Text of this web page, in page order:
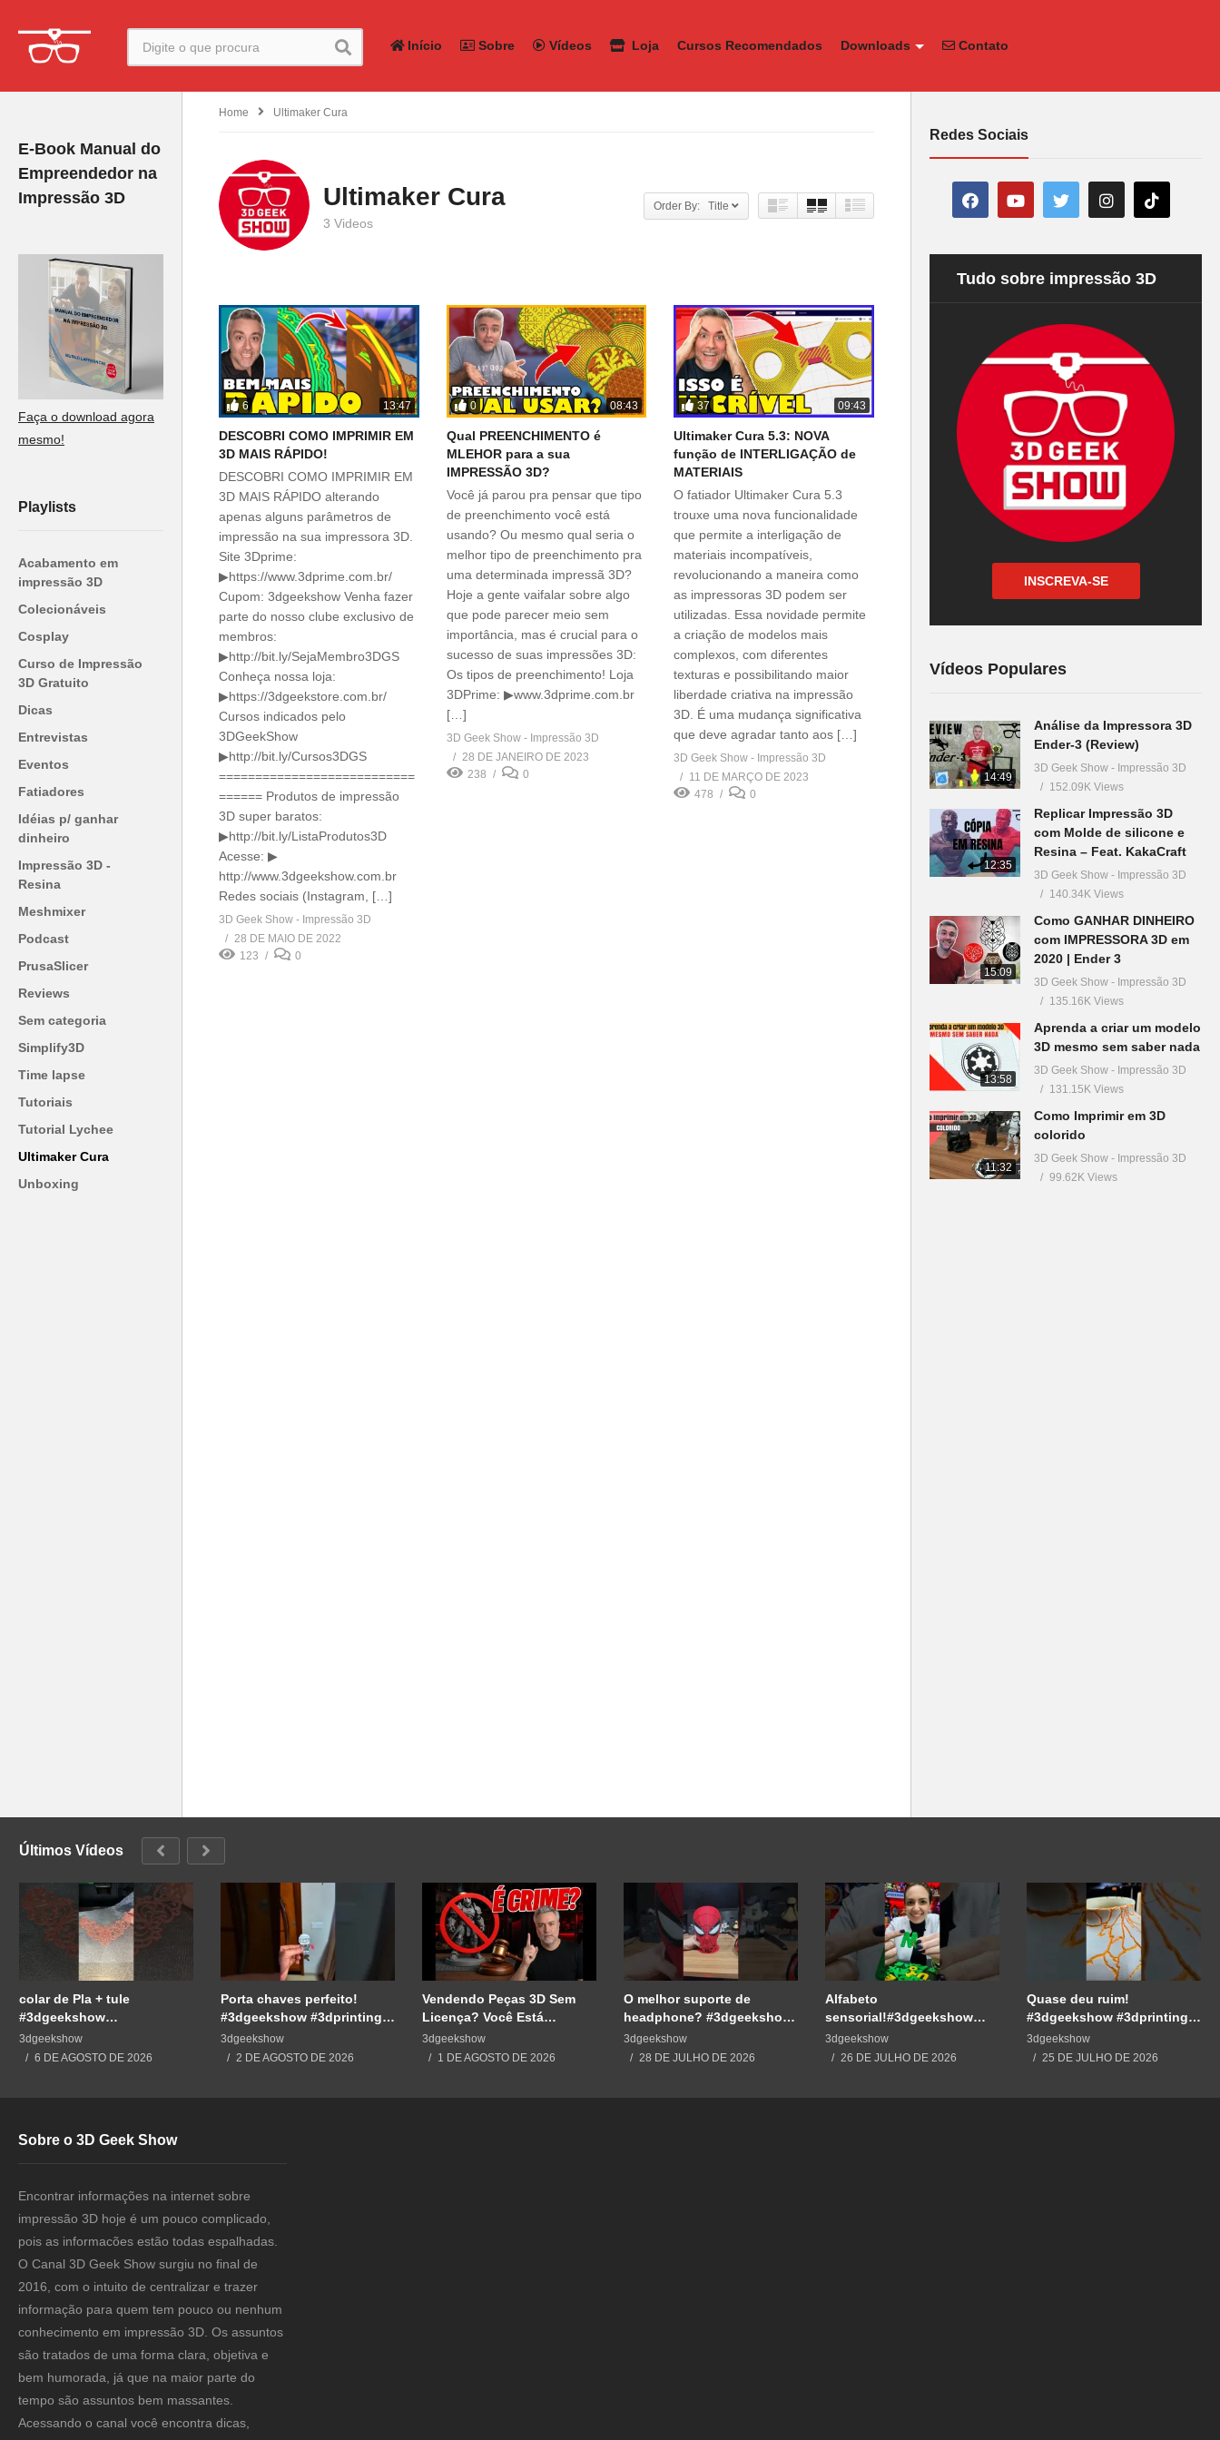
Início Sobre Vídeos Loja Cursos Recomendados Downloads Contato
E-Book Manual do
Empreendedor na
Impressão 3D
Faça o download agora
mesmo!
Playlists
Acabamento em
impressão 3D
Colecionáveis
Cosplay
Curso de Impressão
3D Gratuito
Dicas
Entrevistas
Eventos
Fatiadores
Idéias p/ ganhar
dinheiro
Impressão 3D -
Resina
Meshmixer
Podcast
PrusaSlicer
Reviews
Sem categoria
Simplify3D
Time lapse
Tutoriais
Tutorial Lychee
Ultimaker Cura
Unboxing
Home Ultimaker Cura
Ultimaker Cura
3 Videos
Order By: Title
6 13:47
DESCOBRI COMO IMPRIMIR EM
3D MAIS RÁPIDO!
DESCOBRI COMO IMPRIMIR EM
3D MAIS RÁPIDO alterando
apenas alguns parâmetros de
impressão na sua impressora 3D.
Site 3Dprime:
▶https://www.3dprime.com.br/
Cupom: 3dgeekshow Venha fazer
parte do nosso clube exclusivo de
membros:
▶http://bit.ly/SejaMembro3DGS
Conheça nossa loja:
▶https://3dgeekstore.com.br/
Cursos indicados pelo
3DGeekShow
▶http://bit.ly/Cursos3DGS
===========================
====== Produtos de impressão
3D super baratos:
▶http://bit.ly/ListaProdutos3D
Acesse: ▶
http://www.3dgeekshow.com.br
Redes sociais (Instagram, […]
3D Geek Show - Impressão 3D
28 DE MAIO DE 2022
123
0
0 08:43
Qual PREENCHIMENTO é
MLEHOR para a sua
IMPRESSÃO 3D?
Você já parou pra pensar que tipo
de preenchimento você está
usando? Ou mesmo qual seria o
melhor tipo de preenchimento pra
uma determinada impressã 3D?
Hoje a gente vaifalar sobre algo
que pode parecer meio sem
importância, mas é crucial para o
sucesso de suas impressões 3D:
Os tipos de preenchimento! Loja
3DPrime: ▶www.3dprime.com.br
[…]
3D Geek Show - Impressão 3D
28 DE JANEIRO DE 2023
238
0
37 09:43
Ultimaker Cura 5.3: NOVA
função de INTERLIGAÇÃO de
MATERIAIS
O fatiador Ultimaker Cura 5.3
trouxe uma nova funcionalidade
que permite a interligação de
materiais incompatíveis,
revolucionando a maneira como
as impressoras 3D podem ser
utilizadas. Essa novidade permite
a criação de modelos mais
complexos, com diferentes
texturas e possibilitando maior
liberdade criativa na impressão
3D. É uma mudança significativa
que deve agradar tanto aos […]
3D Geek Show - Impressão 3D
11 DE MARÇO DE 2023
478
0
Redes Sociais
Tudo sobre impressão 3D
INSCREVA-SE
Vídeos Populares
14:49
Análise da Impressora 3D
Ender-3 (Review)
3D Geek Show - Impressão 3D
152.09K Views
12:35
Replicar Impressão 3D
com Molde de silicone e
Resina – Feat. KakaCraft
3D Geek Show - Impressão 3D
140.34K Views
15:09
Como GANHAR DINHEIRO
com IMPRESSORA 3D em
2020 | Ender 3
3D Geek Show - Impressão 3D
135.16K Views
13:58
Aprenda a criar um modelo
3D mesmo sem saber nada
3D Geek Show - Impressão 3D
131.15K Views
11:32
Como Imprimir em 3D
colorido
3D Geek Show - Impressão 3D
99.62K Views
Últimos Vídeos
colar de Pla + tule
#3dgeekshow
#impressão3d #3dprint
#3dprinting #impresion3d
3dgeekshow
6 DE AGOSTO DE 2026
Porta chaves perfeito!
#3dgeekshow #3dprinting
#3dprint #impressão3d
#impresion3d
3dgeekshow
2 DE AGOSTO DE 2026
Vendendo Peças 3D Sem
Licença? Você Está
Cometendo um Erro GRAVE
3dgeekshow
1 DE AGOSTO DE 2026
O melhor suporte de
headphone? #3dgeekshow
#impressão3d #3dprinting
#3dprint #spiderman
3dgeekshow
28 DE JULHO DE 2026
Alfabeto
sensorial!#3dgeekshow
#3dprinting #3dprint
#impressão3d #educação
3dgeekshow
26 DE JULHO DE 2026
Quase deu ruim!
#3dgeekshow #3dprinting
#3dprint #impressão3d
#decoration #maker
3dgeekshow
25 DE JULHO DE 2026
Sobre o 3D Geek Show
Encontrar informações na internet sobre
impressão 3D hoje é um pouco complicado,
pois as informacões estão todas espalhadas.
O Canal 3D Geek Show surgiu no final de
2016, com o intuito de centralizar e trazer
informação para quem tem pouco ou nenhum
conhecimento em impressão 3D. Os assuntos
são tratados de uma forma clara, objetiva e
bem humorada, já que na maior parte do
tempo são assuntos bem massantes.
Acessando o canal você encontra dicas,